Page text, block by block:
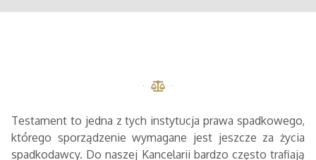
Testament to jedna z tych instytucja prawa spadkowego,
którego sporządzenie wymagane jest jeszcze za życia
spadkodawcy. Do naszej Kancelarii bardzo często trafiają